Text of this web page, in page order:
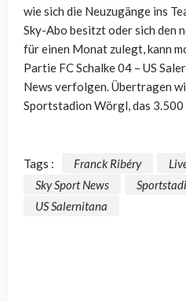
wie sich die Neuzugänge ins
Sky-Abo besitzt oder sich den
für einen Monat zulegt, kann
Partie FC Schalke 04 – US
News verfolgen. Übertragen
Sportstadion Wörgl, das
Tags : Franck Ribéry
Sky Sport News
US Salernitana